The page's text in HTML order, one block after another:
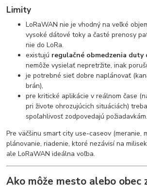
Limity
LoRaWAN nie je vhodný na veľké
vysoké dátové toky a časté prenosy
nie do LoRa.
existujú regulačné obmedzenia duty
nemôže vysielať nepretržite, inak
je potrebné sieť dobre naplánovať
brán),
pre kritické aplikácie v reálnom čase
pri živote ohrozujúcich situáciách)
spoľahlivosť zodpovedajú požiadavkám.
Pre väčšinu smart city use-caseov (meranie,
plánovanie, riadenie, ktoré nezávisí na
ale LoRaWAN ideálna voľba.
Ako môže mesto alebo obec